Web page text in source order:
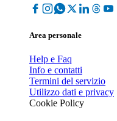
Area personale
Help e Faq
Info e contatti
Termini del servizio
Utilizzo dati e privacy
Cookie Policy